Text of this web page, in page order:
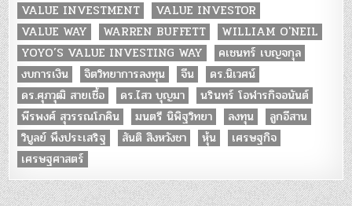
VALUE INVESTMENT
VALUE INVESTOR
VALUE WAY
WARREN BUFFETT
WILLIAM O'NEIL
YOYO’S VALUE INVESTING WAY
คเชนทร์ เบญจกุล
งบการเงิน
จิตวิทยาการลงทุน จีน
ดร.นิเวศน์
ดร.ศุภวุฒิ สายเชื้อ
ดร.ไสว บุญมา
นรินทร์ โอฬารกิจอนันต์
พีรพงศ์ สุวรรณโภคิน
มนตรี นิพิฐวิทยา ลงทุน
ลูกอีสาน
วิบูลย์ พึงประเสริฐ
สันติ สิงหวังชา หุ้น
เศรษฐกิจ
เศรษฐศาสตร์